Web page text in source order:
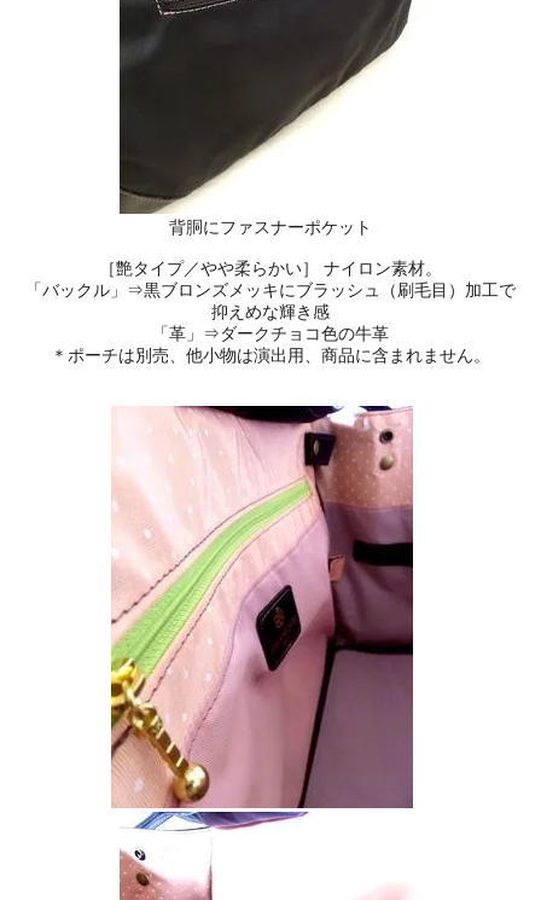
背胴にファスナーポケット
［艶タイプ／やや柔らかい］ ナイロン素材。
「バックル」⇒黒ブロンズメッキにブラッシュ（刷毛目）加工で
抑えめな輝き感
「革」⇒ダークチョコ色の牛革
＊ポーチは別売、他小物は演出用、商品に含まれません。